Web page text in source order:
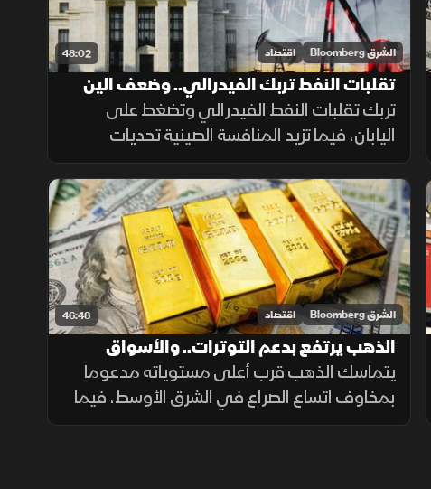
48:02 الشرق Bloomberg اقتصاد
تقلبات النفط تربك الفيدرالي.. وضعف الين
يضغط على اليابان
تربك تقلبات النفط الفيدرالي وتضغط على
اليابان، فيما تزيد المنافسة الصينية تحديات
التكنولوجيا الأميركية. وتظل الأسعار رهينة هرمز
وباب المندب، ما يدفع الخليج لتنويع مسارات
التصدير.
46:48 الشرق Bloomberg اقتصاد
الذهب يرتفع بدعم التوترات.. والأسواق
تترقب قرارات الفائدة
يتماسك الذهب قرب أعلى مستوياته مدعوما
بمخاوف اتساع الصراع في الشرق الأوسط، فيما
تترقب الأسواق قرارات البنوك المركزية وسط